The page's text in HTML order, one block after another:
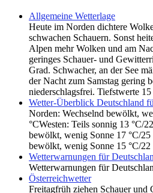
Allgemeine Wetterlage
Heute im Norden dichtere
schwachen Schauern. Sonst
Alpen mehr Wolken und am
geringes Schauer- und
Grad. Schwacher, an der See
der Nacht zum Samstag gering
niederschlagsfrei. Tiefstwerte
Wetter-Überblick Deutschland
Norden: Wechselnd bewölkt,
°CWesten: Teils sonnig 13 °C/
bewölkt, wenig Sonne 17 °C/25
bewölkt, wenig Sonne 15 °C/22
Wetterwarnungen für
Wetterwarnungen für
Österreichwetter
Freitagfrüh ziehen Schauer und